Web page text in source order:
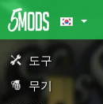
도구
무기